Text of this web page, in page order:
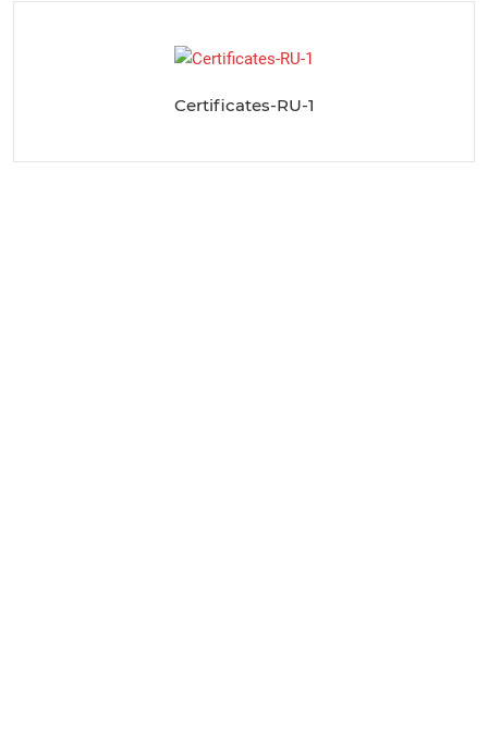
Certificates-RU-1